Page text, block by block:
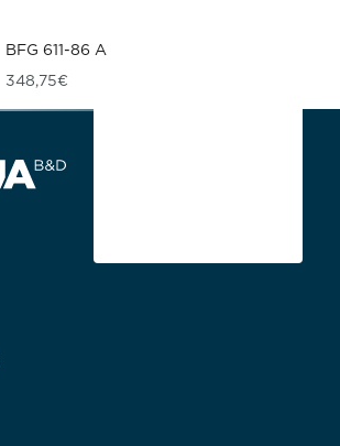
BFG 611-86 A
348,75€